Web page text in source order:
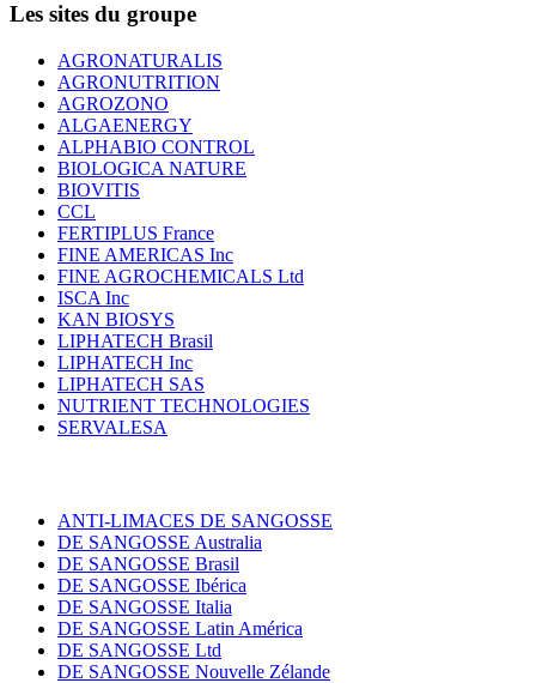
Les sites du groupe
AGRONATURALIS
AGRONUTRITION
AGROZONO
ALGAENERGY
ALPHABIO CONTROL
BIOLOGICA NATURE
BIOVITIS
CCL
FERTIPLUS France
FINE AMERICAS Inc
FINE AGROCHEMICALS Ltd
ISCA Inc
KAN BIOSYS
LIPHATECH Brasil
LIPHATECH Inc
LIPHATECH SAS
NUTRIENT TECHNOLOGIES
SERVALESA
ANTI-LIMACES DE SANGOSSE
DE SANGOSSE Australia
DE SANGOSSE Brasil
DE SANGOSSE Ibérica
DE SANGOSSE Italia
DE SANGOSSE Latin América
DE SANGOSSE Ltd
DE SANGOSSE Nouvelle Zélande